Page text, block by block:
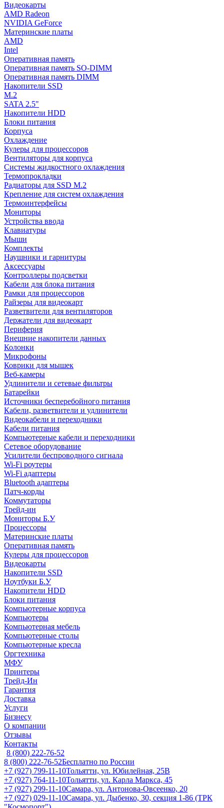
Видеокарты
AMD Radeon
NVIDIA GeForce
Материнские платы
AMD
Intel
Оперативная память
Оперативная память SO-DIMM
Оперативная память DIMM
Накопители SSD
M.2
SATA 2.5"
Накопители HDD
Блоки питания
Корпуса
Охлаждение
Кулеры для процессоров
Вентиляторы для корпуса
Системы жидкостного охлаждения
Термопрокладки
Радиаторы для SSD M.2
Крепление для систем охлаждения
Термоинтерфейсы
Мониторы
Устройства ввода
Клавиатуры
Мыши
Комплекты
Наушники и гарнитуры
Аксессуары
Контроллеры подсветки
Кабели для блока питания
Рамки для процессоров
Райзеры для видеокарт
Разветвители для вентиляторов
Держатели для видеокарт
Периферия
Внешние накопители данных
Колонки
Микрофоны
Коврики для мышек
Веб-камеры
Удлинители и сетевые фильтры
Батарейки
Источники бесперебойного питания
Кабели, разветвители и удлинители
Видеокабели и переходники
Кабели питания
Компьютерные кабели и переходники
Сетевое оборудование
Усилители беспроводного сигнала
Wi-Fi роутеры
Wi-Fi адаптеры
Bluetooth адаптеры
Патч-корды
Коммутаторы
Трейд-ин
Мониторы Б.У
Процессоры
Материнские платы
Оперативная память
Кулеры для процессоров
Видеокарты
Накопители SSD
Ноутбуки Б.У
Накопители HDD
Блоки питания
Компьютерные корпуса
Компьютеры
Компьютерная мебель
Компьютерные столы
Компьютерные кресла
Оргтехника
МФУ
Принтеры
Трейд-Ин
Гарантия
Доставка
Услуги
Бизнесу
О компании
Отзывы
Контакты
8 (800) 222-76-52
8 (800) 222-76-52Бесплатно по России
+7 (927) 799-11-10Тольятти, ул. Юбилейная, 25В
+7 (927) 764-11-10Тольятти, ул. Карла Маркса, 45
+7 (927) 299-11-10Самара, ул. Антонова-Овсеенко, 20
+7 (927) 029-11-10Самара, ул. Дыбенко, 30, секция 1-86 (ТРК